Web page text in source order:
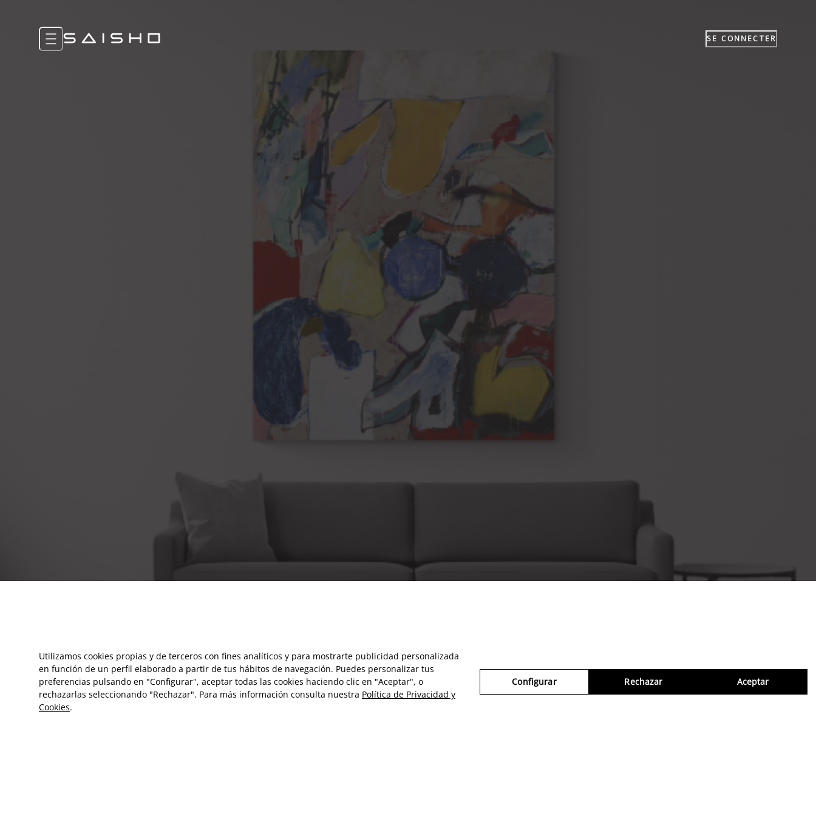
SE CONNECTER
Utilizamos cookies propias y de terceros con fines analíticos y para mostrarte publicidad personalizada
en función de un perfil elaborado a partir de tus hábitos de navegación. Puedes personalizar tus
preferencias pulsando en "Configurar", aceptar todas las cookies haciendo clic en "Aceptar", o
rechazarlas seleccionando "Rechazar". Para más información consulta nuestra Política de Privacidad y
Cookies.
Configurar Rechazar Aceptar